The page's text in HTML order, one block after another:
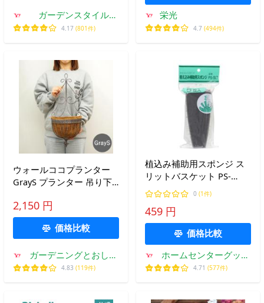
ガーデンスタイル
Yahoo!店
4.17 (801件)
栄光
4.7 (494件)
ウォールココプランター
GrayS プランター 吊り下
2,150 円
価格比較
ガーデニングとおしゃ
れ雑貨のピッチ
4.83 (119件)
植込み補助用スポンジ ス
リットバスケット PS-
SLT(SLT-25用) 伊藤商事
0 (1件)
459 円
価格比較
ホームセンターグッデ
イ
4.71 (577件)